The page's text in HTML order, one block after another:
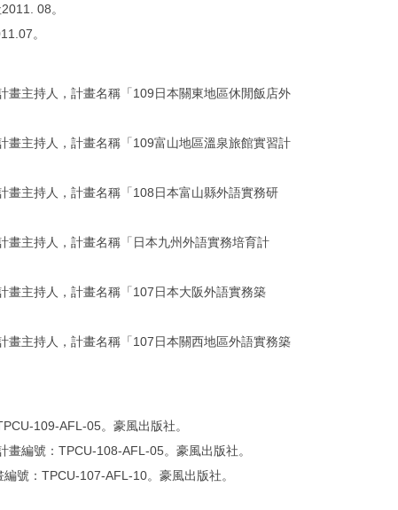
08。
。
畫主持人，計畫名稱「109日本關東地區休閒飯店外
畫主持人，計畫名稱「109富山地區溫泉旅館實習計
畫主持人，計畫名稱「108日本富山縣外語實務研
畫主持人，計畫名稱「日本九州外語實務培育計
畫主持人，計畫名稱「107日本大阪外語實務築
畫主持人，計畫名稱「107日本關西地區外語實務築
109-AFL-05。豪風出版社。
編號：TPCU-108-AFL-05。豪風出版社。
號：TPCU-107-AFL-10。豪風出版社。